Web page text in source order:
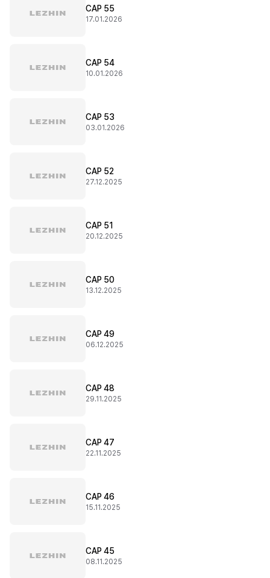
CAP 55
17.01.2026
CAP 54
10.01.2026
CAP 53
03.01.2026
CAP 52
27.12.2025
CAP 51
20.12.2025
CAP 50
13.12.2025
CAP 49
06.12.2025
CAP 48
29.11.2025
CAP 47
22.11.2025
CAP 46
15.11.2025
CAP 45
08.11.2025